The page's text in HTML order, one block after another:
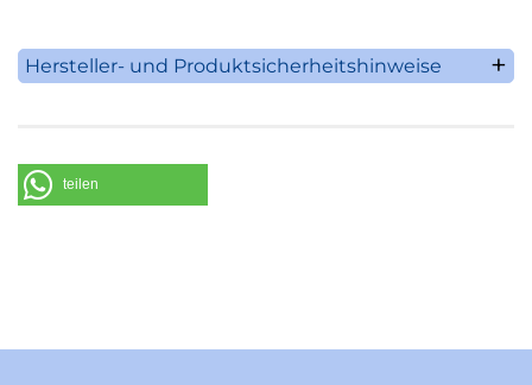
Hersteller- und Produktsicherheitshinweise
Telefon: +49 (0) 68 64 / 81 0
teilen